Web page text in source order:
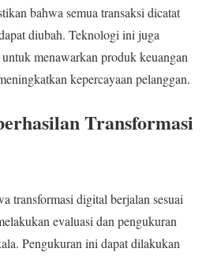
bahwa semua transaksi dicatat
diubah. Teknologi ini juga
menawarkan produk keuangan
kepercayaan pelanggan.
Transformasi
transformasi digital berjalan sesuai
evaluasi dan pengukuran
Pengukuran ini dapat dilakukan